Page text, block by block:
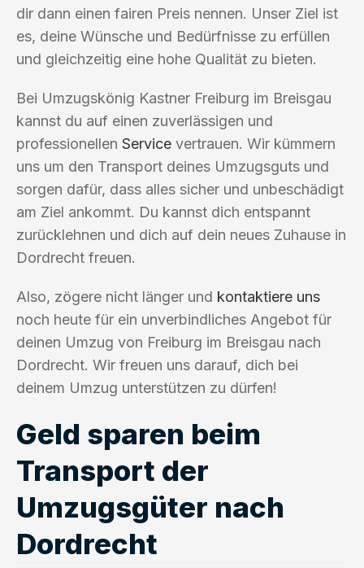
dir dann einen fairen Preis nennen. Unser Ziel ist
es, deine Wünsche und Bedürfnisse zu erfüllen
und gleichzeitig eine hohe Qualität zu bieten.
Bei Umzugskönig Kastner Freiburg im Breisgau
kannst du auf einen zuverlässigen und
professionellen Service vertrauen. Wir kümmern
uns um den Transport deines Umzugsguts und
sorgen dafür, dass alles sicher und unbeschädigt
am Ziel ankommt. Du kannst dich entspannt
zurücklehnen und dich auf dein neues Zuhause in
Dordrecht freuen.
Also, zögere nicht länger und kontaktiere uns
noch heute für ein unverbindliches Angebot für
deinen Umzug von Freiburg im Breisgau nach
Dordrecht. Wir freuen uns darauf, dich bei
deinem Umzug unterstützen zu dürfen!
Geld sparen beim
Transport der
Umzugsgüter nach
Dordrecht